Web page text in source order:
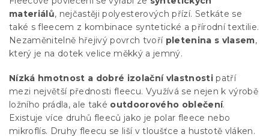
materiálů, nejčastěji polyesterových přízí. Setkáte se
také s fleecem z kombinace syntetické a přírodní textilie.
Nezaměnitelně hřejivý povrch tvoří pletenina s vlasem,
který je na dotek velice měkký a jemný.
Nízká hmotnost a dobré izolační vlastnosti patří
mezi největší přednosti fleecu. Využívá se nejen k výrobě
ložního prádla, ale také outdoorového oblečení.
Existuje více druhů fleeců jako je polar fleece nebo
mikroflís. Druhy fleecu se liší v tloušťce a hustotě vláken.